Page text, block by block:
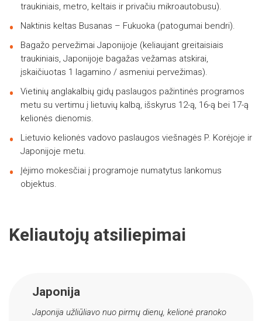
traukiniais, metro, keltais ir privačiu mikroautobusu).
Naktinis keltas Busanas – Fukuoka (patogumai bendri).
Bagažo pervežimai Japonijoje (keliaujant greitaisiais
traukiniais, Japonijoje bagažas vežamas atskirai,
įskaičiuotas 1 lagamino / asmeniui pervežimas).
Vietinių anglakalbių gidų paslaugos pažintinės programos
metu su vertimu į lietuvių kalbą, išskyrus 12-ą, 16-ą bei 17-ą
kelionės dienomis.
Lietuvio kelionės vadovo paslaugos viešnagės P. Korėjoje ir
Japonijoje metu.
Įėjimo mokesčiai į programoje numatytus lankomus
objektus.
Keliautojų atsiliepimai
Japonija
Japonija užliūliavo nuo pirmų dienų, kelionė pranoko